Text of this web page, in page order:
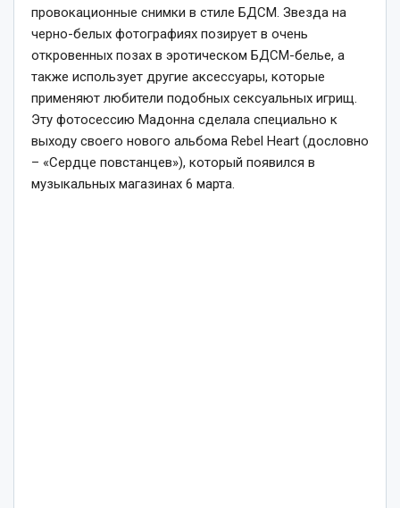
провокационные снимки в стиле БДСМ. Звезда на
черно-белых фотографиях позирует в очень
откровенных позах в эротическом БДСМ-белье, а
также использует другие аксессуары, которые
применяют любители подобных сексуальных игрищ.
Эту фотосессию Мадонна сделала специально к
выходу своего нового альбома Rebel Heart (дословно
– «Сердце повстанцев»), который появился в
музыкальных магазинах 6 марта.